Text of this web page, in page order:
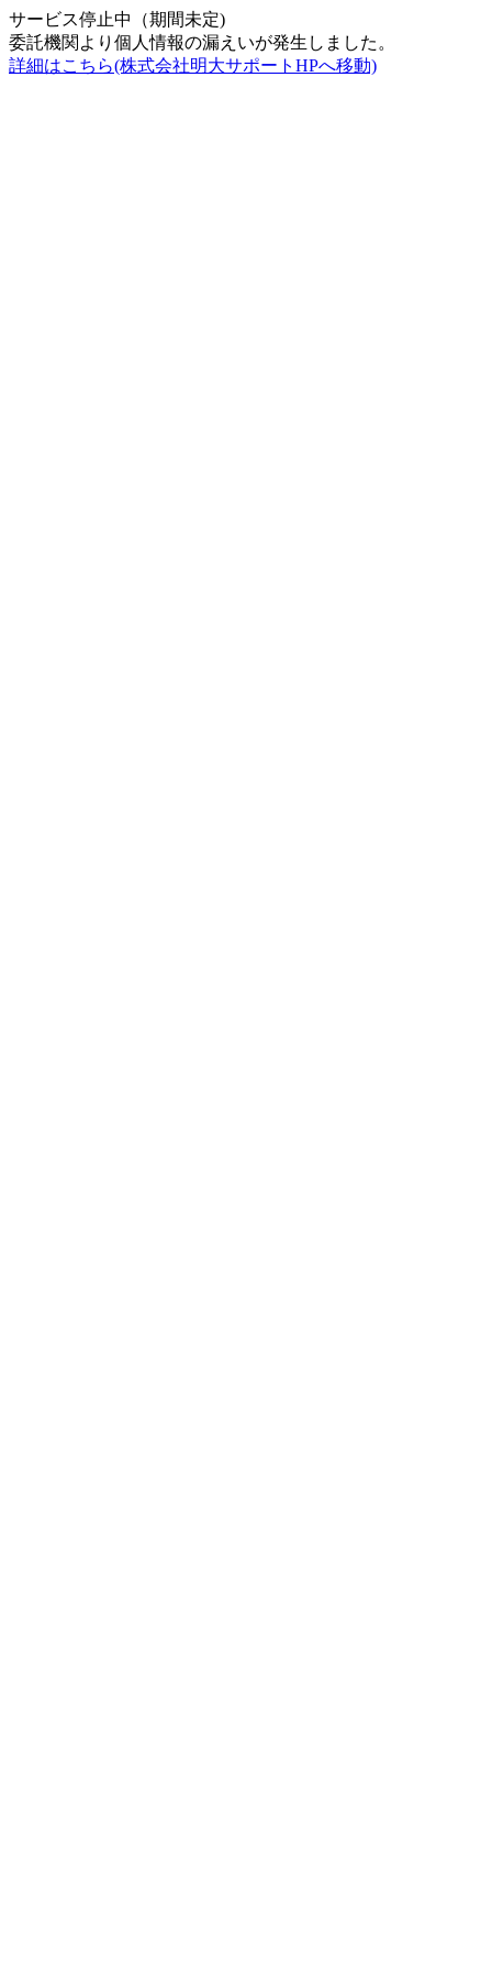
サービス停止中（期間未定)
委託機関より個人情報の漏えいが発生しました。
詳細はこちら(株式会社明大サポートHPへ移動)